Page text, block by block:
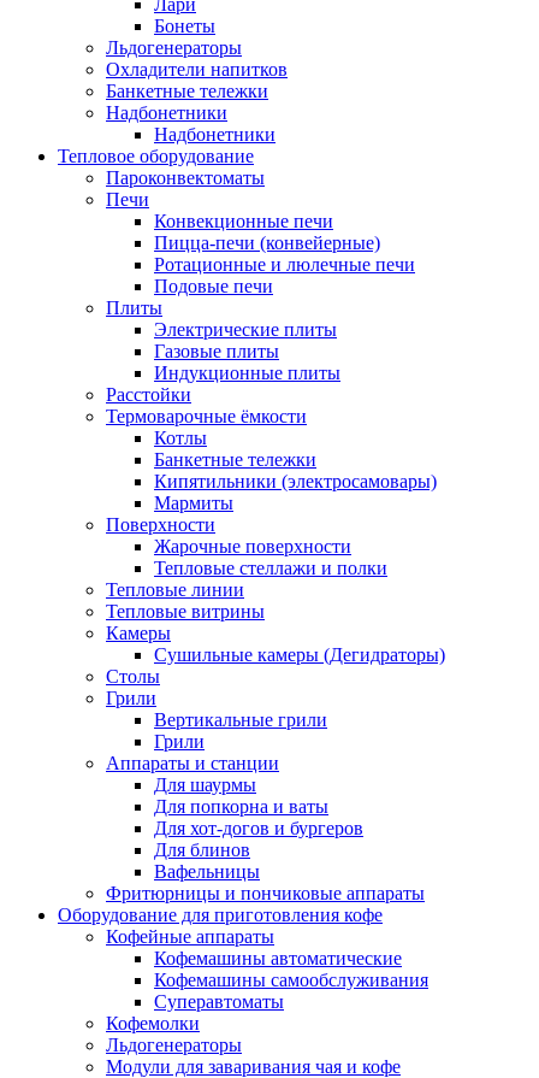
Лари
Бонеты
Льдогенераторы
Охладители напитков
Банкетные тележки
Надбонетники
Надбонетники
Тепловое оборудование
Пароконвектоматы
Печи
Конвекционные печи
Пицца-печи (конвейерные)
Ротационные и люлечные печи
Подовые печи
Плиты
Электрические плиты
Газовые плиты
Индукционные плиты
Расстойки
Термоварочные ёмкости
Котлы
Банкетные тележки
Кипятильники (электросамовары)
Мармиты
Поверхности
Жарочные поверхности
Тепловые стеллажи и полки
Тепловые линии
Тепловые витрины
Камеры
Сушильные камеры (Дегидраторы)
Столы
Грили
Вертикальные грили
Грили
Аппараты и станции
Для шаурмы
Для попкорна и ваты
Для хот-догов и бургеров
Для блинов
Вафельницы
Фритюрницы и пончиковые аппараты
Оборудование для приготовления кофе
Кофейные аппараты
Кофемашины автоматические
Кофемашины самообслуживания
Суперавтоматы
Кофемолки
Льдогенераторы
Модули для заваривания чая и кофе